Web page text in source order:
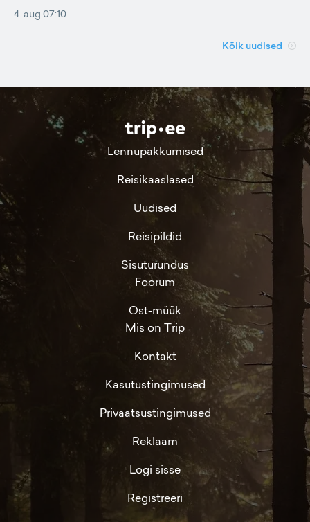
4. aug 07:10
Kõik uudised
Lennupakkumised
Reisikaaslased
Uudised
Reisipildid
Sisuturundus
Foorum
Ost-müük
Mis on Trip
Kontakt
Kasutustingimused
Privaatsustingimused
Reklaam
Logi sisse
Registreeri